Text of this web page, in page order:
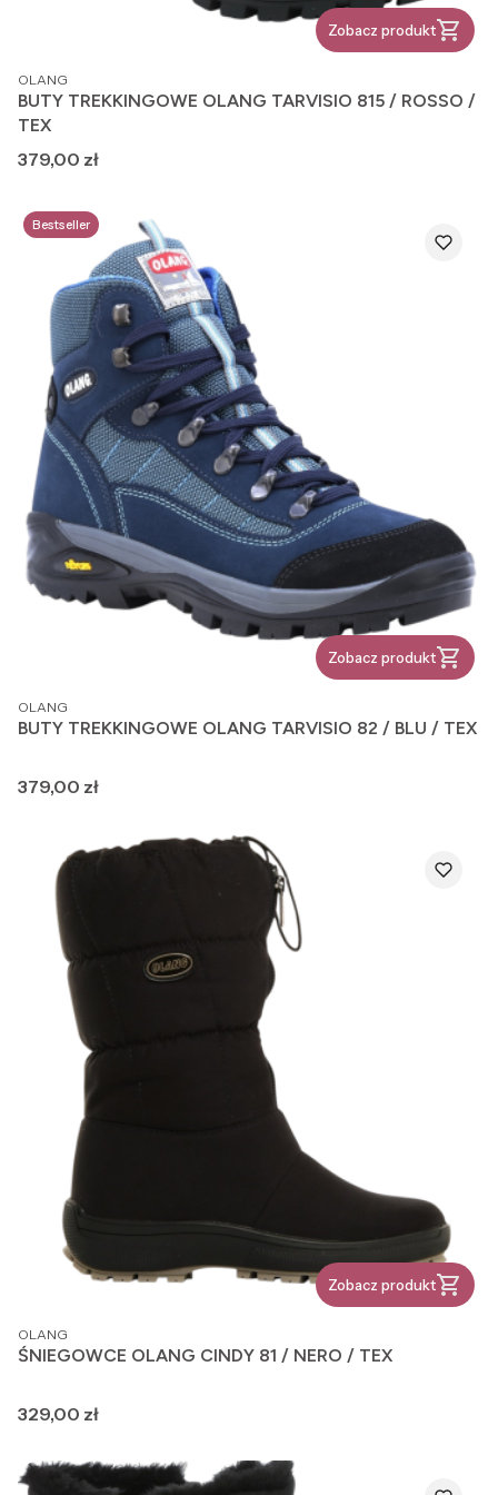
Zobacz produkt
PRODUCENT
OLANG
BUTY TREKKINGOWE OLANG TARVISIO 815 / ROSSO /
TEX
Cena
379,00 zł
Bestseller
Zobacz produkt
PRODUCENT
OLANG
BUTY TREKKINGOWE OLANG TARVISIO 82 / BLU / TEX
Cena
379,00 zł
Zobacz produkt
PRODUCENT
OLANG
ŚNIEGOWCE OLANG CINDY 81 / NERO / TEX
Cena
329,00 zł